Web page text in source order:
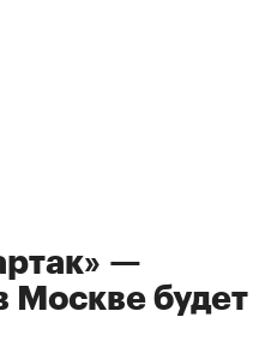
—
Москве будет